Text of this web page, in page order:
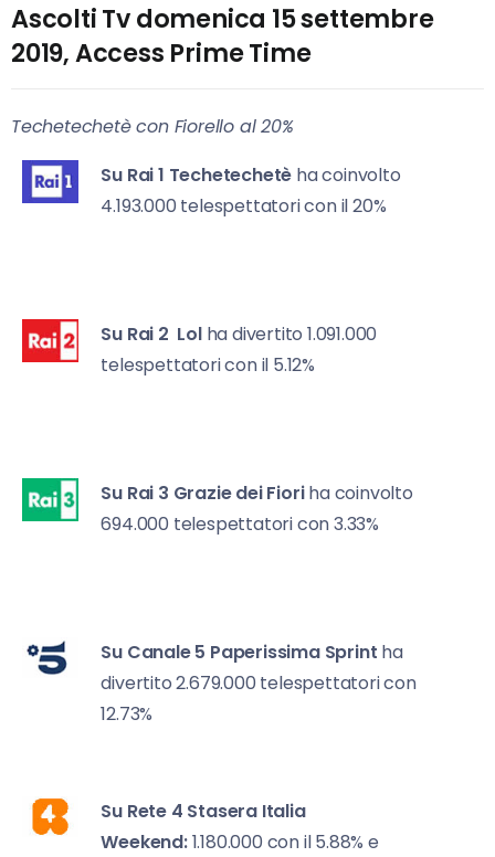
Ascolti Tv domenica 15 settembre
2019, Access Prime Time
Techetechetè con Fiorello al 20%
Su Rai 1 Techetechetè ha coinvolto
4.193.000 telespettatori con il 20%
Su Rai 2 Lol ha divertito 1.091.000
telespettatori con il 5.12%
Su Rai 3 Grazie dei Fioriha coinvolto
694.000 telespettatori con 3.33%
Su Canale 5 Paperissima Sprint ha
divertito 2.679.000 telespettatori con
12.73%
Su Rete 4 Stasera Italia
Weekend:1.180.000 con il 5.88% e